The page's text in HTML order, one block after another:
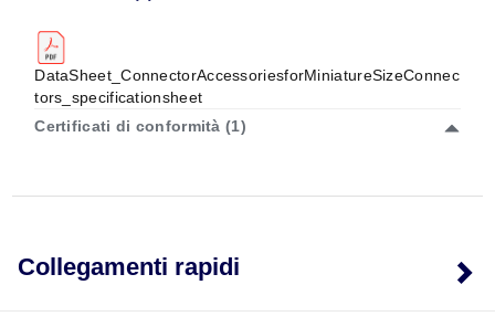
DataSheet_ConnectorAccessoriesforMiniatureSizeConnec
tors_specificationsheet
Certificati di conformità (1)
Collegamenti rapidi